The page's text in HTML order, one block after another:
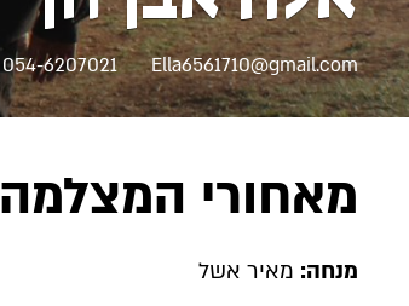
Ella6561710@gmail.com
054-6207021
מאחורי המצלמה
מנחה: מאיר אשל